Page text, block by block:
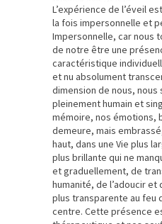
L’expérience de l’éveil
la fois impersonnelle et
Impersonnelle, car nous
de notre être une
caractéristique
et nu absolument
dimension de nous,
pleinement humain et
mémoire, nos émotions,
demeure, mais
haut, dans une Vie plus
plus brillante qui ne
et graduellement, de
humanité, de l’adoucir et
plus transparente au feu
centre. Cette présence